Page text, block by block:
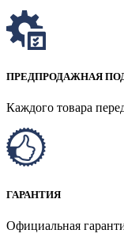
ПРЕДПРОДАЖНАЯ
Каждого товара
ГАРАНТИЯ
Официальная